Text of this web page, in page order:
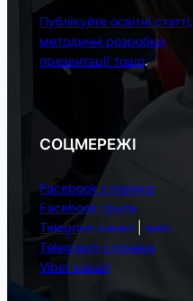
Публікуйте освітні статті,
методичні розробки,
презентації тощо.
СОЦМЕРЕЖІ
Facebook сторінка
Facebook група
Telegram канал| web
Telegraph сторінка
Viber канал